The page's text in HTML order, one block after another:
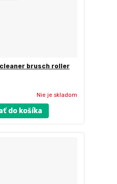
brusch roller
Nie je skladom
do košíka